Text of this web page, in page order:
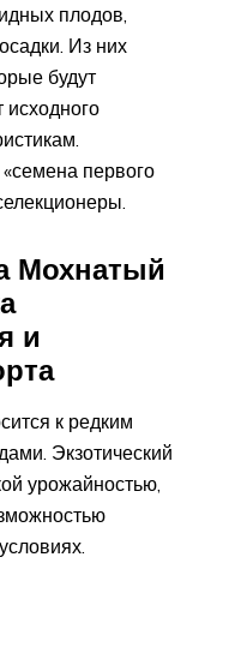
плодов,
Из них
будут
исходного
первого
Мохнатый
и
к редким
Экзотический
урожайностью,